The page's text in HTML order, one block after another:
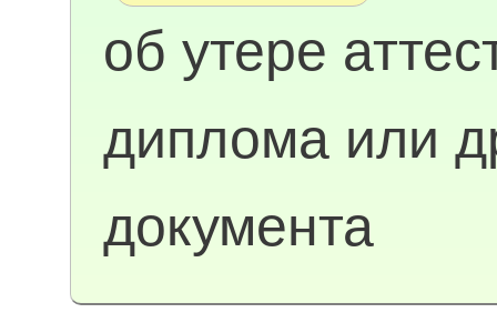
об утере
диплома или
документа